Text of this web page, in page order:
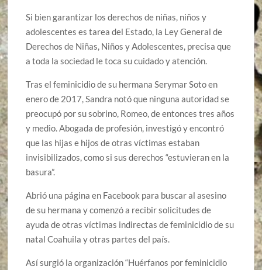
Si bien garantizar los derechos de niñas, niños y
adolescentes es tarea del Estado, la Ley General de
Derechos de Niñas, Niños y Adolescentes, precisa que
a toda la sociedad le toca su cuidado y atención.
Tras el feminicidio de su hermana Serymar Soto en
enero de 2017, Sandra notó que ninguna autoridad se
preocupó por su sobrino, Romeo, de entonces tres años
y medio. Abogada de profesión, investigó y encontró
que las hijas e hijos de otras víctimas estaban
invisibilizados, como si sus derechos “estuvieran en la
basura”.
Abrió una página en Facebook para buscar al asesino
de su hermana y comenzó a recibir solicitudes de
ayuda de otras víctimas indirectas de feminicidio de su
natal Coahuila y otras partes del país.
Así surgió la organización “Huérfanos por feminicidio